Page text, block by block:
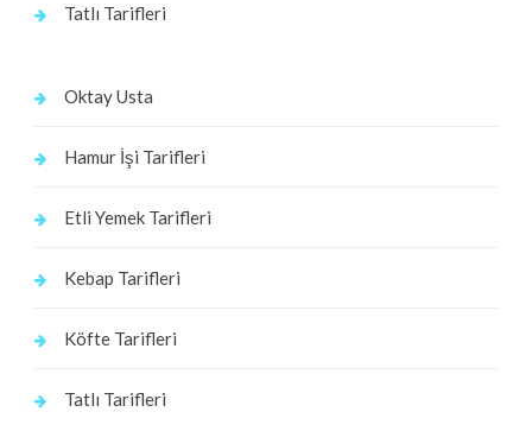
Tatlı Tarifleri
Oktay Usta
Hamur İşi Tarifleri
Etli Yemek Tarifleri
Kebap Tarifleri
Köfte Tarifleri
Tatlı Tarifleri